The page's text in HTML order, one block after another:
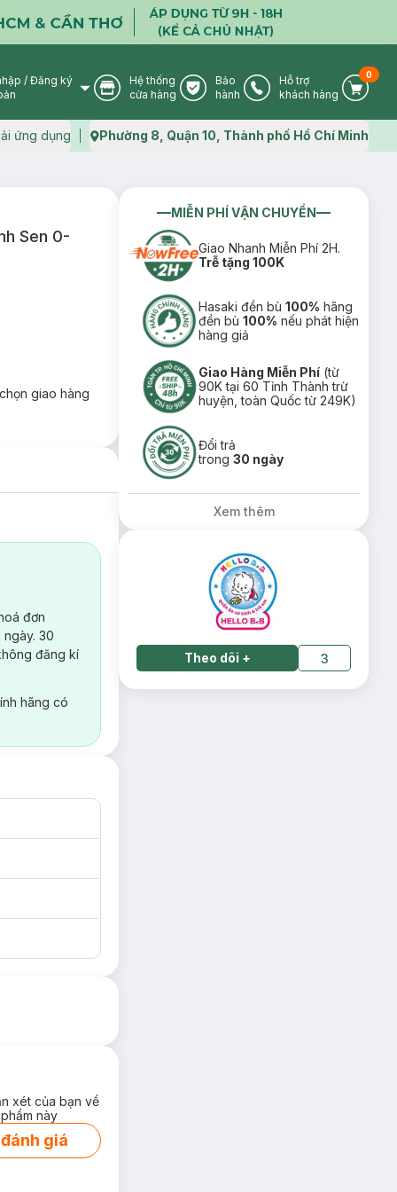
User Icon
/ Đăng ký
Store Icon
Hệ thống
cửa hàng
Warranty Icon
Bảo
hành
Phone Icon
Hỗ trợ
khách hàng
Cart
0
ứng dụng Map icon
Phường 8, Quận 10, Thành phố Hồ Chí Minh
Sen 0-
giao hàng
đơn
30
đăng kí
hãng có
xét của bạn về
này
giá
MIỄN PHÍ VẬN CHUYỂN
Giao Nhanh Miễn Phí 2H.
Trễ tặng 100K
Hasaki đền bù100% hãng
đền bù100% nếu phát hiện
hàng giả
Giao Hàng Miễn Phí (từ
90K tại 60 Tỉnh Thành trừ
huyện, toàn Quốc từ 249K)
Đổi trả
trong30 ngày
Xem thêm
Theo dõi + 3